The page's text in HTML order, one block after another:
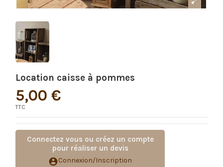
Location caisse à pommes
5,00 €
TTC
Connectez vous ou créez un compte
pour réaliser un devis
account_circleConnexion/Inscription